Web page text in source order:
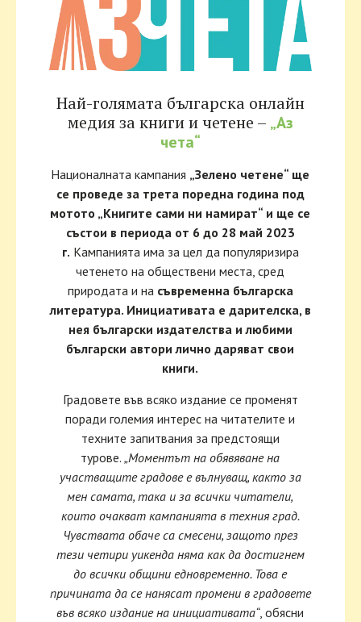
Най-голямата българска онлайн
медия за книги и четене – „Аз
чета“
Националната кампания „Зелено четене“ ще
се проведе за трета поредна година под
мотото „Книгите сами ни намират“ и ще се
състои в периода от 6 до 28 май 2023
г. Кампанията има за цел да популяризира
четенето на обществени места, сред
природата и на съвременна българска
литература. Инициативата е дарителска, в
нея български издателства и любими
български автори лично даряват свои
книги.
Градовете във всяко издание се променят
поради големия интерес на читателите и
техните запитвания за предстоящи
турове.„Моментът на обявяване на
участващите градове е вълнуващ, както за
мен самата, така и за всички читатели,
които очакват кампанията в техния град.
Чувствата обаче са смесени, защото през
тези четири уикенда няма как да достигнем
до всички общини едновременно. Това е
причината да се нанясат промени в градовете
във всяко издание на инициативата“, обясни